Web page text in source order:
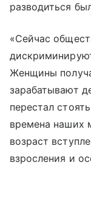
разводиться
«Сейчас
Женщины
зарабатывают
перестал
времена наших
возраст
взросления и